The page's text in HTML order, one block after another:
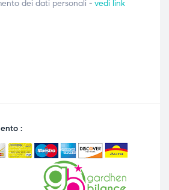
dei dati personali - vedi link
: